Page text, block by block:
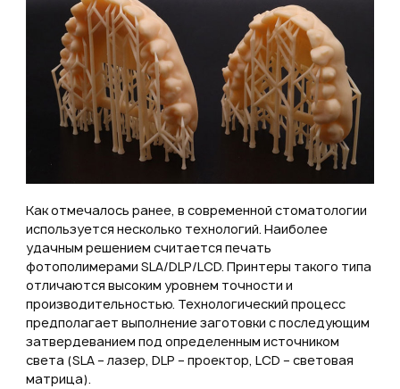
Как отмечалось ранее, в современной стоматологии
используется несколько технологий. Наиболее
удачным решением считается печать
фотополимерами SLA/DLP/LCD. Принтеры такого типа
отличаются высоким уровнем точности и
производительностью. Технологический процесс
предполагает выполнение заготовки с последующим
затвердеванием под определенным источником
света (SLA – лазер, DLP – проектор, LCD – световая
матрица).